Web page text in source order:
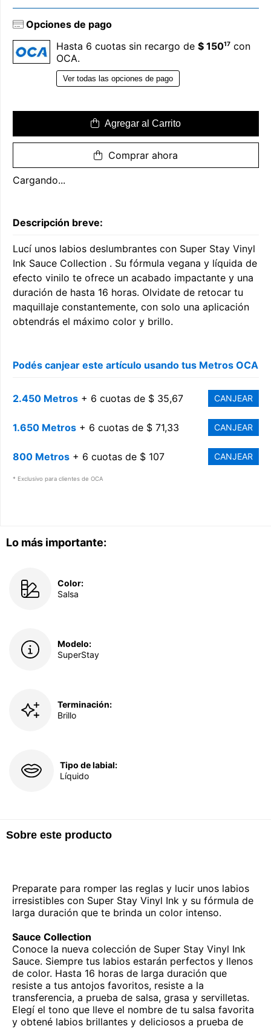
Lo más importante:
Color:
Salsa
Modelo:
SuperStay
Terminación:
Brillo
Tipo de labial:
Líquido
Sobre este producto
Preparate para romper las reglas y lucir unos labios
irresistibles con Super Stay Vinyl Ink y su fórmula de
larga duración que te brinda un color intenso.
Sauce Collection
Conoce la nueva colección de Super Stay Vinyl Ink
Sauce. Siempre tus labios estarán perfectos y llenos
de color. Hasta 16 horas de larga duración que
resiste a tus antojos favoritos, resiste a la
transferencia, a prueba de salsa, grasa y servilletas.
Elegí el tono que lleve el nombre de tu salsa favorita
y obtené labios brillantes y deliciosos a prueba de
Opciones de pago
Hasta 6 cuotas sin recargo de $ 15017 con
OCA.
Ver todas las opciones de pago
Agregar al Carrito
Comprar ahora
Cargando...
Descripción breve:
Lucí unos labios deslumbrantes con Super Stay Vinyl
Ink Sauce Collection . Su fórmula vegana y líquida de
efecto vinilo te ofrece un acabado impactante y una
duración de hasta 16 horas. Olvidate de retocar tu
maquillaje constantemente, con solo una aplicación
obtendrás el máximo color y brillo.
Podés canjear este artículo usando tus Metros OCA
2.450 Metros + 6 cuotas de $ 35,67 CANJEAR
1.650 Metros + 6 cuotas de $ 71,33 CANJEAR
800 Metros + 6 cuotas de $ 107 CANJEAR
* Exclusivo para clientes de OCA